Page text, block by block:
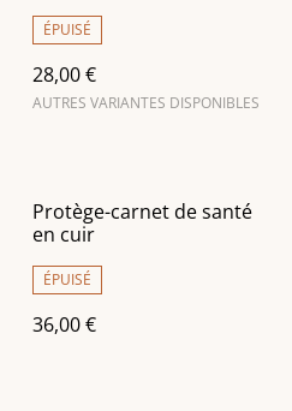
ÉPUISÉ
28,00 €
AUTRES VARIANTES DISPONIBLES
Protège-carnet de santé
en cuir
ÉPUISÉ
36,00 €